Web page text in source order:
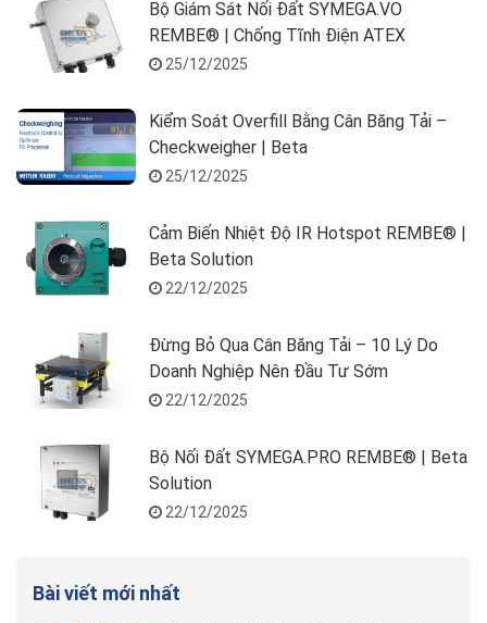
Bộ Giám Sát Nối Đất SYMEGA.VO
REMBE® | Chống Tĩnh Điện ATEX
25/12/2025
Kiểm Soát Overfill Bằng Cân Băng Tải –
Checkweigher | Beta
25/12/2025
Cảm Biến Nhiệt Độ IR Hotspot REMBE® |
Beta Solution
22/12/2025
Đừng Bỏ Qua Cân Băng Tải – 10 Lý Do
Doanh Nghiệp Nên Đầu Tư Sớm
22/12/2025
Bộ Nối Đất SYMEGA.PRO REMBE® | Beta
Solution
22/12/2025
Bài viết mới nhất